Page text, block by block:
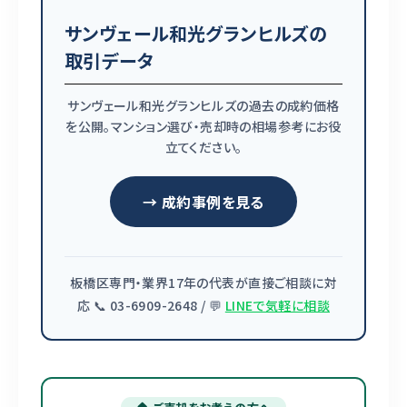
サンヴェール和光グランヒルズの
取引データ
サンヴェール和光グランヒルズの過去の成約価格
を公開。マンション選び・売却時の相場参考にお役
立てください。
→ 成約事例を見る
板橋区専門・業界17年の代表が直接ご相談に対
応 📞 03-6909-2648 / 💬 LINEで気軽に相談